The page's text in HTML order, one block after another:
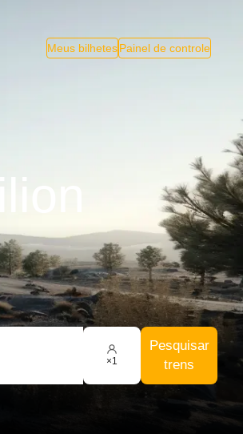
Meus bilhetesPainel de controle
×1
Pesquisar
trens